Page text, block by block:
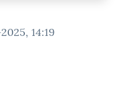
14:19